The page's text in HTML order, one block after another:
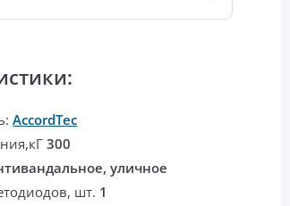
AccordTec
300
уличное
шт. 1